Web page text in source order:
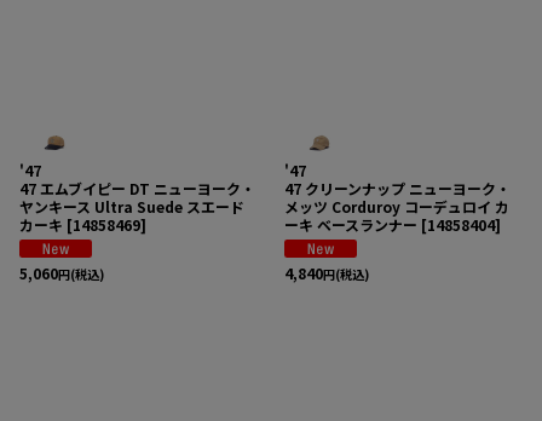
'47
47 エムブイピー DT ニューヨーク・
ヤンキース Ultra Suede スエード
カーキ [14858469]
5,060円(税込)
'47
47 クリーンナップ ニューヨーク・
メッツ Corduroy コーデュロイ カ
ーキ ベースランナー [14858404]
4,840円(税込)